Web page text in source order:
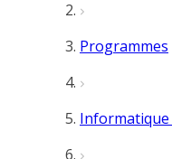
Programmes
Informatique